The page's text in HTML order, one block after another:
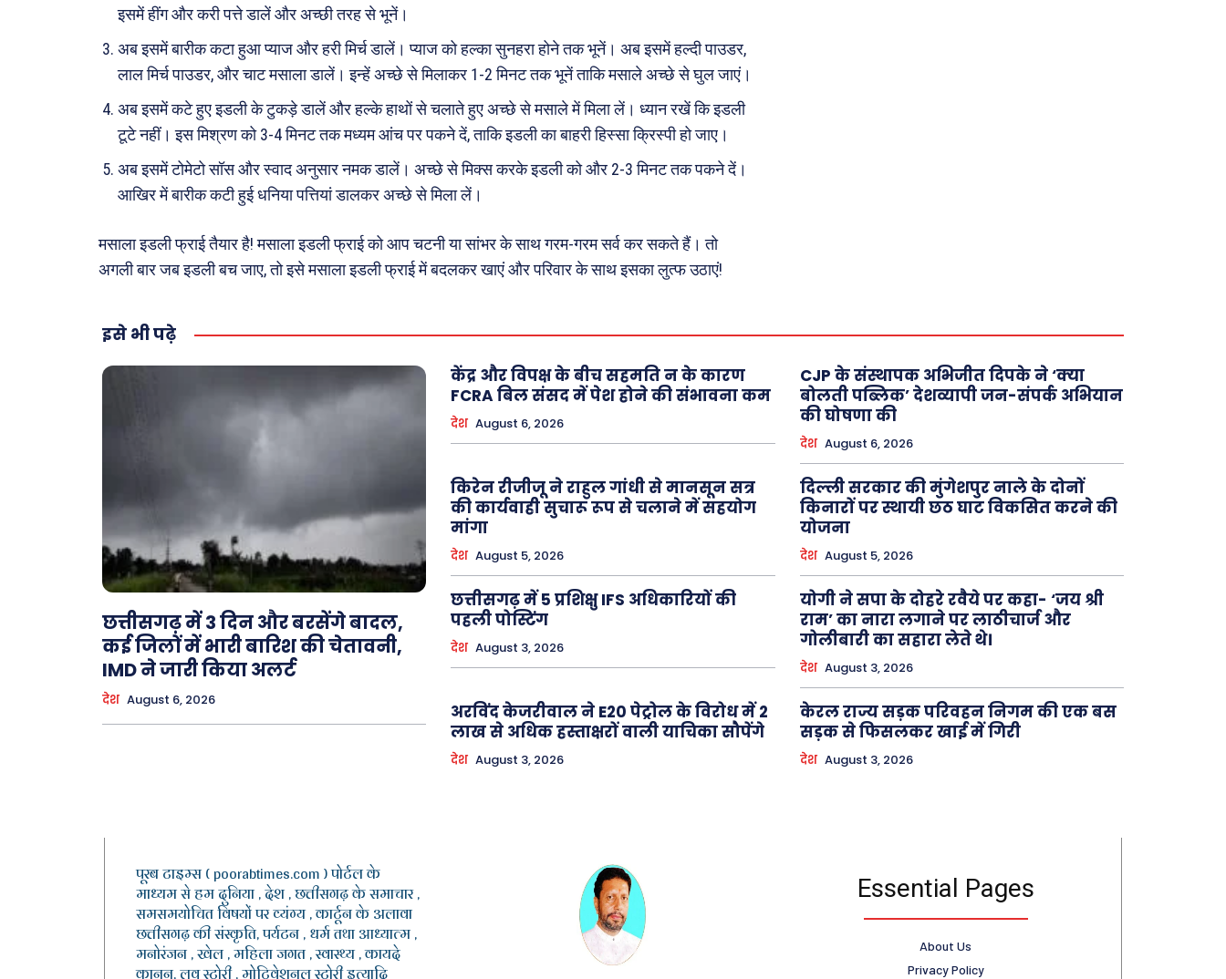
About Us Privacy Policy
इसमें हींग और करी पत्ते डालें और अच्छी तरह से भूनें।
अब इसमें बारीक कटा हुआ प्याज और हरी मिर्च डालें। प्याज को हल्का सुनहरा होने तक भूनें। अब इसमें हल्दी पाउडर,
लाल मिर्च पाउडर, और चाट मसाला डालें। इन्हें अच्छे से मिलाकर 1-2 मिनट तक भूनें ताकि मसाले अच्छे से घुल जाएं।
अब इसमें कटे हुए इडली के टुकड़े डालें और हल्के हाथों से चलाते हुए अच्छे से मसाले में मिला लें। ध्यान रखें कि इडली
टूटे नहीं। इस मिश्रण को 3-4 मिनट तक मध्यम आंच पर पकने दें, ताकि इडली का बाहरी हिस्सा क्रिस्पी हो जाए।
अब इसमें टोमेटो सॉस और स्वाद अनुसार नमक डालें। अच्छे से मिक्स करके इडली को और 2-3 मिनट तक पकने दें।
आखिर में बारीक कटी हुई धनिया पत्तियां डालकर अच्छे से मिला लें।
मसाला इडली फ्राई तैयार है! मसाला इडली फ्राई को आप चटनी या सांभर के साथ गरम-गरम सर्व कर सकते हैं। तो
अगली बार जब इडली बच जाए, तो इसे मसाला इडली फ्राई में बदलकर खाएं और परिवार के साथ इसका लुत्फ उठाएं!
इसे भी पढ़े
छत्तीसगढ़ में 3 दिन और बरसेंगे बादल,
कई जिलों में भारी बारिश की चेतावनी,
IMD ने जारी किया अलर्ट
देश August 6, 2026
केंद्र और विपक्ष के बीच सहमति न के कारण
FCRA बिल संसद में पेश होने की संभावना कम
देश August 6, 2026
CJP के संस्थापक अभिजीत दिपके ने ‘क्या
बोलती पब्लिक’ देशव्यापी जन-संपर्क अभियान
की घोषणा की
देश August 6, 2026
किरेन रीजीजू ने राहुल गांधी से मानसून सत्र
की कार्यवाही सुचारू रूप से चलाने में सहयोग
मांगा
देश August 5, 2026
दिल्ली सरकार की मुंगेशपुर नाले के दोनों
किनारों पर स्थायी छठ घाट विकसित करने की
योजना
देश August 5, 2026
छत्तीसगढ़ में 5 प्रशिक्षु IFS अधिकारियों की
पहली पोस्टिंग
देश August 3, 2026
योगी ने सपा के दोहरे रवैये पर कहा- ‘जय श्री
राम’ का नारा लगाने पर लाठीचार्ज और
गोलीबारी का सहारा लेते थे।
देश August 3, 2026
अरविंद केजरीवाल ने E20 पेट्रोल के विरोध में 2
लाख से अधिक हस्ताक्षरों वाली याचिका सौपेंगे
देश August 3, 2026
केरल राज्य सड़क परिवहन निगम की एक बस
सड़क से फिसलकर खाई में गिरी
देश August 3, 2026
पूरब टाइम्स ( poorabtimes.com ) पोर्टल के
माध्यम से हम दुनिया , देश , छत्तीसगढ़ के समाचार ,
समसमयोचित विषयों पर व्यंग्य , कार्टून के अलावा
छत्तीसगढ़ की संस्कृति, पर्यटन , धर्म तथा आध्यात्म ,
मनोरंजन , खेल , महिला जगत , स्वास्थ्य , कायदे
Essential Pages
About Us
Privacy Policy